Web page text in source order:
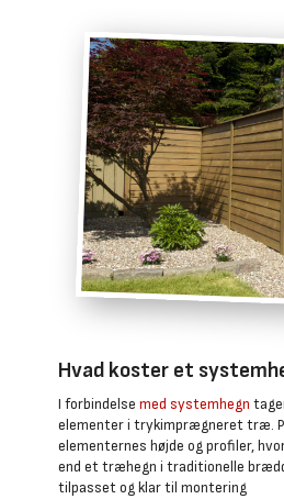
Hvad koster et
I forbindelse med systemhegn
elementer i trykimprægneret træ.
elementernes højde og profiler,
end et træhegn i traditionelle
tilpasset og klar til montering